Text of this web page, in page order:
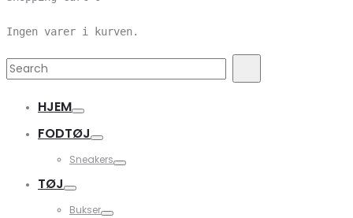
Ingen varer i kurven.
Search
HJEM
FODTØJ
Sneakers
TØJ
Bukser